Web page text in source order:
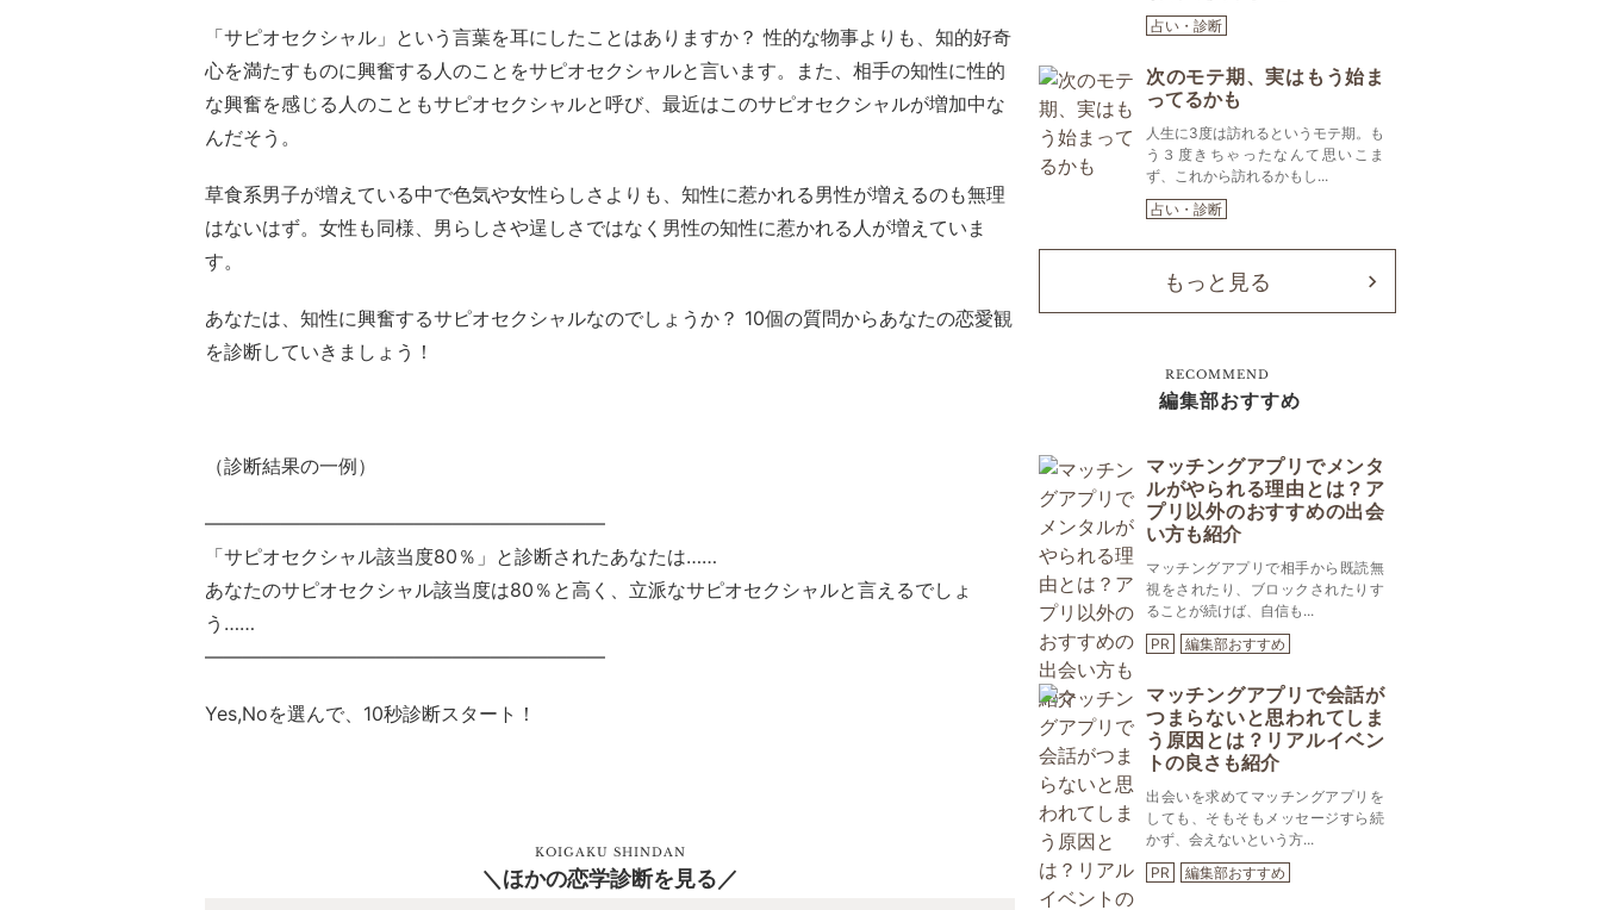
「サピオセクシャル」という言葉を耳にしたことはありますか？ 性的な物事よりも、知的好奇
心を満たすものに興奮する人のことをサピオセクシャルと言います。また、相手の知性に性的
な興奮を感じる人のこともサピオセクシャルと呼び、最近はこのサピオセクシャルが増加中な
んだそう。
草食系男子が増えている中で色気や女性らしさよりも、知性に惹かれる男性が増えるのも無理
はないはず。女性も同様、男らしさや逞しさではなく男性の知性に惹かれる人が増えていま
す。
あなたは、知性に興奮するサピオセクシャルなのでしょうか？ 10個の質問からあなたの恋愛観
を診断していきましょう！
（診断結果の一例）
—————————————————————
「サピオセクシャル該当度80％」と診断されたあなたは……
あなたのサピオセクシャル該当度は80％と高く、立派なサピオセクシャルと言えるでしょ
う……
—————————————————————
Yes,Noを選んで、10秒診断スタート！
KOIGAKU SHINDAN
ほかの恋学診断を見る
占い・診断
次のモテ期、実はもう始ま
ってるかも
人生に3度は訪れるというモテ期。も
う３度きちゃったなんて思いこま
ず、これから訪れるかもし...
占い・診断
もっと見る
RECOMMEND
編集部おすすめ
マッチングアプリでメンタ
ルがやられる理由とは？ア
プリ以外のおすすめの出会
い方も紹介
マッチングアプリで相手から既読無
視をされたり、ブロックされたりす
ることが続けば、自信も...
PR
編集部おすすめ
マッチングアプリで会話が
つまらないと思われてしま
う原因とは？リアルイベン
トの良さも紹介
出会いを求めてマッチングアプリを
しても、そもそもメッセージすら続
かず、会えないという方...
PR
編集部おすすめ